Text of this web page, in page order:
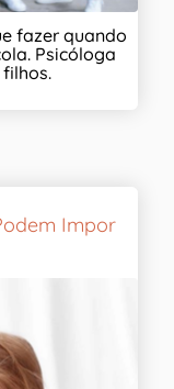
fazer quando
Psicóloga
Impor